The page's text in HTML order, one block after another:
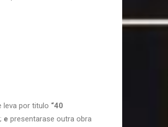
leva por titulo “40
e presentarase outra obra